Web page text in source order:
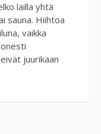
lailla yhtä
sauna. Hiihtoa
vaikka
juurikaan